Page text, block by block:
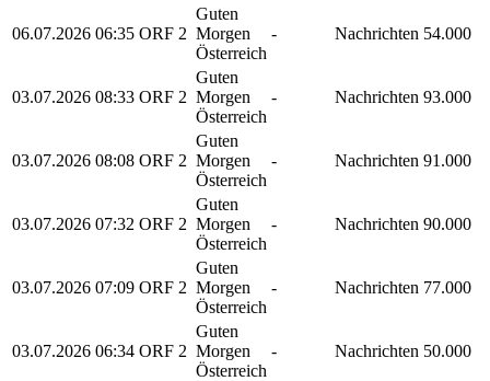
06.07.2026 06:35 ORF 2
Guten
Morgen
Österreich
- Nachrichten 54.000
03.07.2026 08:33 ORF 2
Guten
Morgen
Österreich
- Nachrichten 93.000
03.07.2026 08:08 ORF 2
Guten
Morgen
Österreich
- Nachrichten 91.000
03.07.2026 07:32 ORF 2
Guten
Morgen
Österreich
- Nachrichten 90.000
03.07.2026 07:09 ORF 2
Guten
Morgen
Österreich
- Nachrichten 77.000
03.07.2026 06:34 ORF 2
Guten
Morgen
Österreich
- Nachrichten 50.000